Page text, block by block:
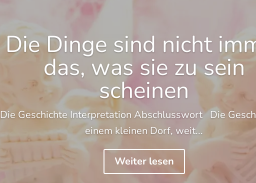
Die Dinge sind nicht
das, was sie zu sein
scheinen
Die Geschichte Interpretation Abschlusswort Die
einem kleinen Dorf, weit...
Weiter lesen